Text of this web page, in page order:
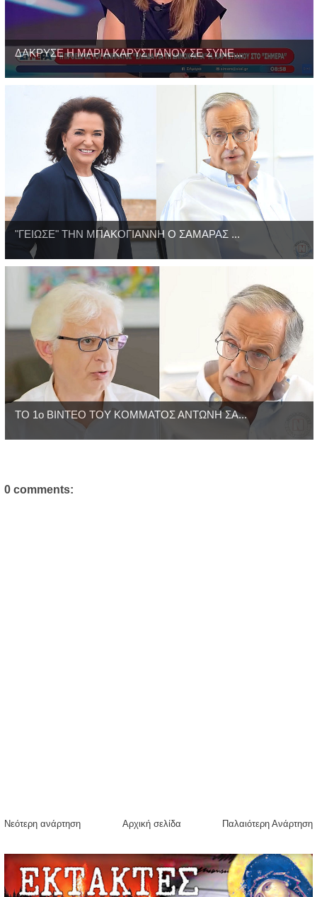
ΔΑΚΡΥΣΕ Η ΜΑΡΙΑ ΚΑΡΥΣΤΙΑΝΟΥ ΣΕ ΣΥΝΕ...
"ΓΕΙΩΣΕ" ΤΗΝ ΜΠΑΚΟΓΙΑΝΝΗ Ο ΣΑΜΑΡΑΣ ...
ΤΟ 1ο ΒΙΝΤΕΟ ΤΟΥ ΚΟΜΜΑΤΟΣ ΑΝΤΩΝΗ ΣΑ...
0 comments:
Νεότερη ανάρτηση Παλαιότερη Ανάρτηση
Αρχική σελίδα